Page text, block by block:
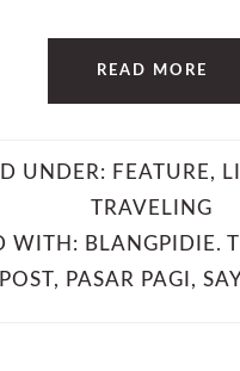
READ MORE
UNDER: FEATURE,
TRAVELING
WITH: BLANGPIDIE.
, PASAR PAGI ,